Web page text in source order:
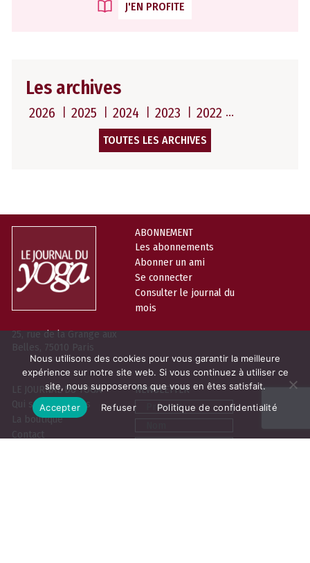
J'EN PROFITE
Les archives
2026 2025 2024 2023 2022
TOUTES LES ARCHIVES
25, rue de la Grange aux
Belles, 75010 Paris
ABONNEMENT
Les abonnements
Abonner un ami
Se connecter
Consulter le journal du
mois
LE JOURNAL DU YOGA
Qui sommes-nous
La boutique
Contact
NEWSLETTER
Prénom
Nom
Email
Nous utilisons des cookies pour vous garantir la meilleure
expérience sur notre site web. Si vous continuez à utiliser ce
site, nous supposerons que vous en êtes satisfait.
Accepter
Refuser Politique de confidentialité